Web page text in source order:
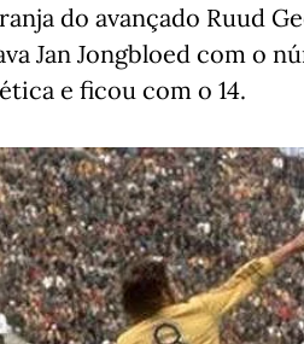
do avançado Ruud
Jan Jongbloed com o
e ficou com o 14.